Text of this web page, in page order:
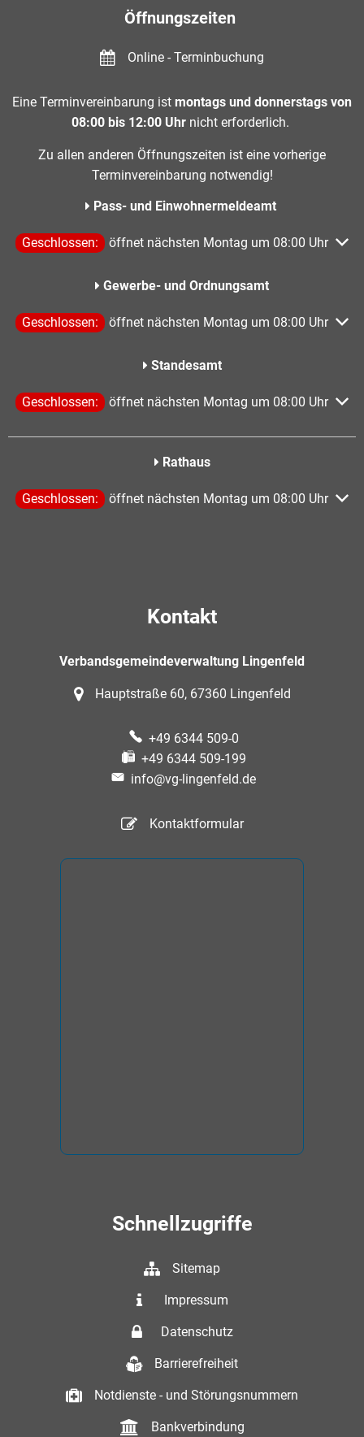
Öffnungszeiten
Online - Terminbuchung
Eine Terminvereinbarung ist montags und donnerstags von
08:00 bis 12:00 Uhr nicht erforderlich.
Zu allen anderen Öffnungszeiten ist eine vorherige
Terminvereinbarung notwendig!
Pass- und Einwohnermeldeamt
Klicken, um weitere Öffnungs- oder Schließzeiten
Geschlossen: öffnet nächsten Montag um 08:00 Uhr
Gewerbe- und Ordnungsamt
Klicken, um weitere Öffnungs- oder Schließzeiten
Geschlossen: öffnet nächsten Montag um 08:00 Uhr
Standesamt
Klicken, um weitere Öffnungs- oder Schließzeiten
Geschlossen: öffnet nächsten Montag um 08:00 Uhr
Rathaus
Klicken, um weitere Öffnungs- oder Schließzeiten
Geschlossen: öffnet nächsten Montag um 08:00 Uhr
Kontakt
Verbandsgemeindeverwaltung Lingenfeld
Hauptstraße 60, 67360 Lingenfeld
+49 6344 509-0
+49 6344 509-199
info@vg-lingenfeld.de
Kontaktformular
Schnellzugriffe
Sitemap
Impressum
Datenschutz
Barrierefreiheit
Notdienste - und Störungsnummern
Bankverbindung